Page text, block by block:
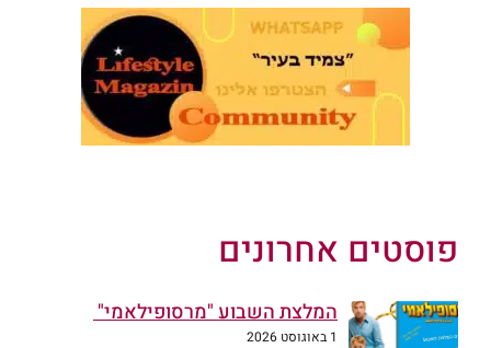
פוסטים אחרונים
המלצת השבוע "מרסופילאמי"
1 באוגוסט 2026